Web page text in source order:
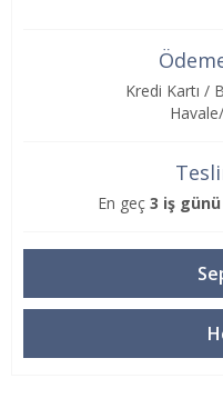
Kredi Kartı /
En geç 3 iş günü